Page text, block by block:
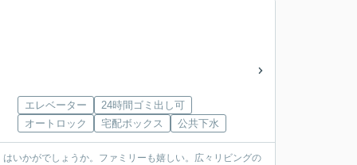
エレベーター
24時間ゴミ出し可
オートロック
宅配ボックス 公共下水
いかがでしょうか。ファミリーも嬉しい。広々リビングの